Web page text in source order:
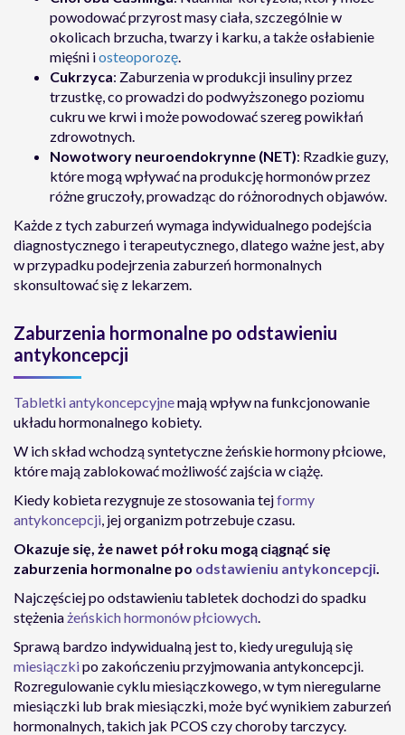
powodować przyrost masy ciała, szczególnie w
okolicach brzucha, twarzy i karku, a także osłabienie
mięśni iosteoporozę.
Cukrzyca: Zaburzenia w produkcji insuliny przez
trzustkę, co prowadzi do podwyższonego poziomu
cukru we krwi i może powodować szereg powikłań
zdrowotnych.
Nowotwory neuroendokrynne (NET): Rzadkie guzy,
które mogą wpływać na produkcję hormonów przez
różne gruczoły, prowadząc do różnorodnych objawów.
Każde z tych zaburzeń wymaga indywidualnego podejścia
diagnostycznego i terapeutycznego, dlatego ważne jest, aby
w przypadku podejrzenia zaburzeń hormonalnych
skonsultować się z lekarzem.
Zaburzenia hormonalne po odstawieniu
antykoncepcji
Tabletki antykoncepcyjnemają wpływ na funkcjonowanie
układu hormonalnego kobiety.
W ich skład wchodzą syntetyczne żeńskie hormony płciowe,
które mają zablokować możliwość zajścia w ciążę.
Kiedy kobieta rezygnuje ze stosowania tejformy
antykoncepcji, jej organizm potrzebuje czasu.
Okazuje się, że nawet pół roku mogą ciągnąć się
zaburzenia hormonalne po odstawieniu antykoncepcji.
Najczęściej po odstawieniu tabletek dochodzi do spadku
stężeniażeńskich hormonów płciowych.
Sprawą bardzo indywidualną jest to, kiedy uregulują się
miesiączkipo zakończeniu przyjmowania antykoncepcji.
Rozregulowanie cyklu miesiączkowego, w tym nieregularne
miesiączki lub brak miesiączki, może być wynikiem zaburzeń
hormonalnych, takich jak PCOS czy choroby tarczycy.